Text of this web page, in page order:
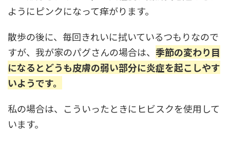
ようにピンクになって痒がります。
散歩の後に、毎回きれいに拭いているつもりなので
すが、我が家のパグさんの場合は、 季節の変わり目
になるとどうも皮膚の弱い部分に炎症を起こしやす
いようです。
私の場合は、こういったときにヒビスクを使用して
います。